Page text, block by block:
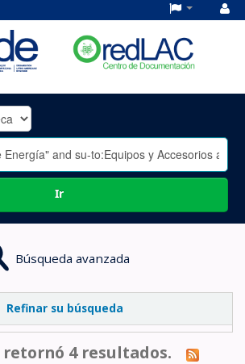
Ir
Búsqueda avanzada
Refinar su búsqueda
retornó 4 resultados.